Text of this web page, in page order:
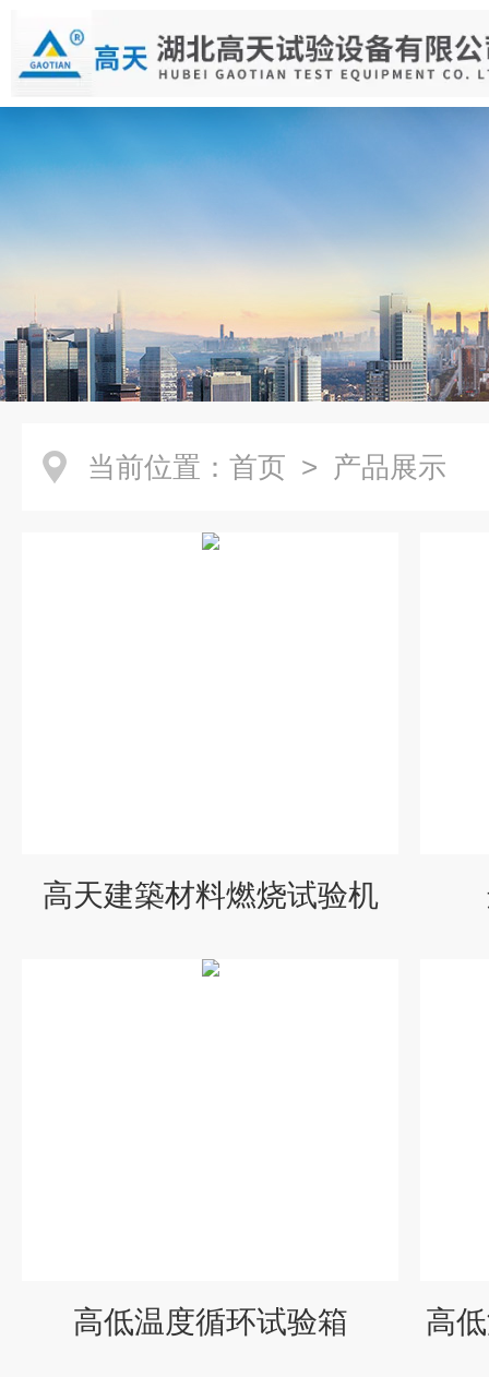
当前位置： 首页 > 产品展示
高天建築材料燃烧试验机
高低温度循环试验箱 高